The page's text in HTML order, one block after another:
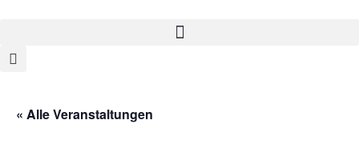
« Alle Veranstaltungen